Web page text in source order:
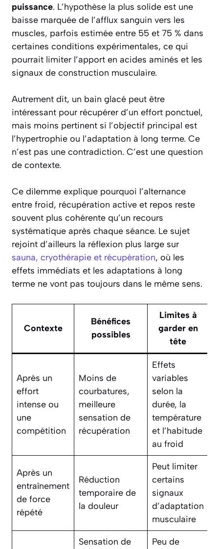
puissance. L’hypothèse la plus solide est une
baisse marquée de l’afflux sanguin vers les
muscles, parfois estimée entre 55 et 75 % dans
certaines conditions expérimentales, ce qui
pourrait limiter l’apport en acides aminés et les
signaux de construction musculaire.
Autrement dit, un bain glacé peut être
intéressant pour récupérer d’un effort ponctuel,
mais moins pertinent si l’objectif principal est
l’hypertrophie ou l’adaptation à long terme. Ce
n’est pas une contradiction. C’est une question
de contexte.
Ce dilemme explique pourquoi l’alternance
entre froid, récupération active et repos reste
souvent plus cohérente qu’un recours
systématique après chaque séance. Le sujet
rejoint d’ailleurs la réflexion plus large sur
sauna, cryothérapie et récupération, où les
effets immédiats et les adaptations à long
terme ne vont pas toujours dans le même sens.
Contexte
Bénéfices
possibles
Limites à
garder en
tête
Après un
effort
intense ou
une
compétition
Moins de
courbatures,
meilleure
sensation de
récupération
Effets
variables
selon la
durée, la
température
et l’habitude
au froid
Après un
entraînement
de force
répété
Réduction
temporaire de
la douleur
Peut limiter
certains
signaux
d’adaptation
musculaire
Sensation de
Peu de